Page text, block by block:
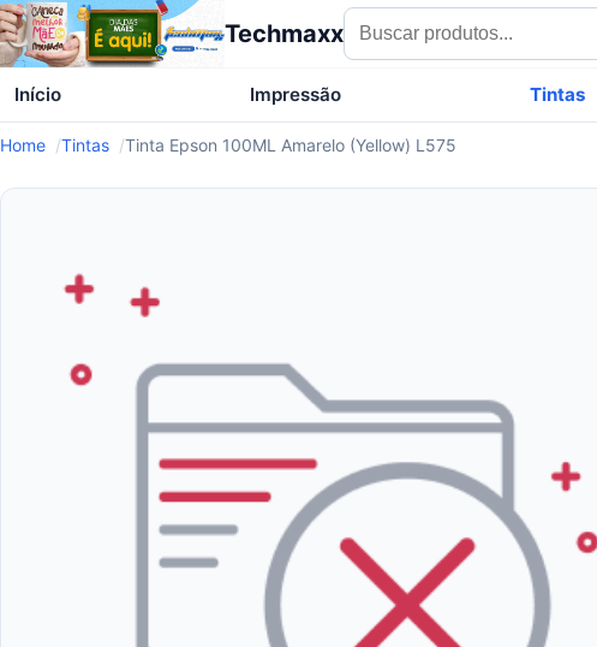
Techmaxx
Início Impressão Tintas
Home Tintas Tinta Epson 100ML Amarelo (Yellow) L575